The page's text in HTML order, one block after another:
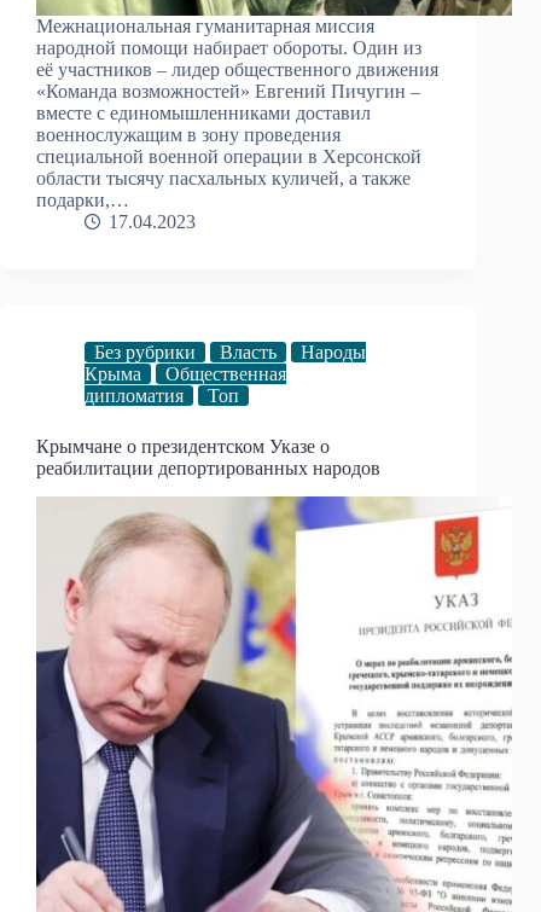
Межнациональная гуманитарная миссия
народной помощи набирает обороты. Один из
её участников – лидер общественного движения
«Команда возможностей» Евгений Пичугин –
вместе с единомышленниками доставил
военнослужащим в зону проведения
специальной военной операции в Херсонской
области тысячу пасхальных куличей, а также
подарки,…
17.04.2023
Без рубрики Власть
Народы
Крыма
Общественная
дипломатия
Топ
Крымчане о президентском Указе о
реабилитации депортированных народов